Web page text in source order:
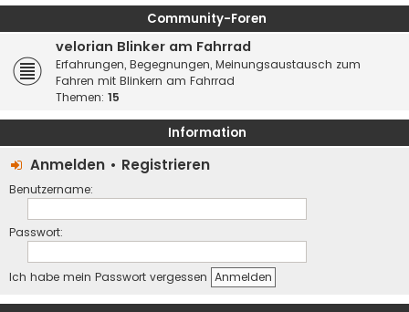
Community-Foren
velorian Blinker am Fahrrad
Erfahrungen, Begegnungen, Meinungsaustausch zum
Fahren mit Blinkern am Fahrrad
Themen: 15
Information
Anmelden • Registrieren
Benutzername:
Passwort:
Ich habe mein Passwort vergessen